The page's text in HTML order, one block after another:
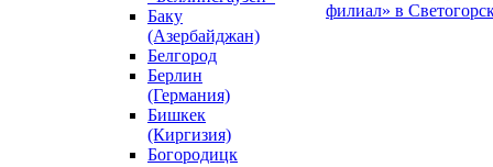
Баку
(Азербайджан)
Белгород
Берлин
(Германия)
Бишкек
(Киргизия)
Богородицк
филиал» в